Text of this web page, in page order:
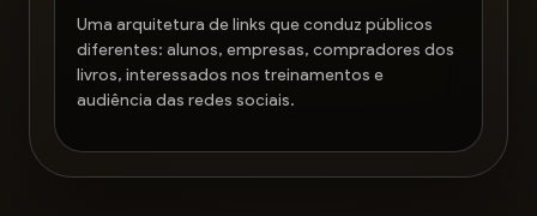
Uma arquitetura de links que conduz públicos
diferentes: alunos, empresas, compradores dos
livros, interessados nos treinamentos e
audiência das redes sociais.